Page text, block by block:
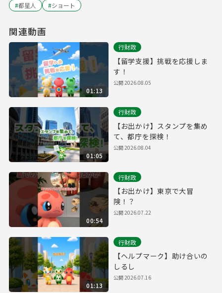
#都星人 #ショート
関連動画
01:13
行財政
【留学支援】挑戦を応援しま
す！
公開2026.08.05
01:05
行財政
【お出かけ】スタンプを集め
て、都庁を探検！
公開2026.08.04
00:54
行財政
【お出かけ】東京で大冒
険！？
公開2026.07.22
01:13
行財政
【ヘルプマーク】助け合いの
しるし
公開2026.07.16